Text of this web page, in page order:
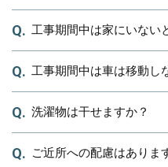
です。
一度現状調査を行う事をオススメ
喜んでお受け致します。 当社は
も対応致します。 物置・ウッド
夫です。 また、土間や外壁の一
工事期間中は家にいない
お留守にして頂いても大丈夫です
で、LINEにて毎日配信致します
工事期間中は車は移動し
ケースバイケースになります。
ないといけない場合があります
良い方法を考えて提案させて頂い
洗濯物は干せますか？
工事期間中は塗料の飛散の他に
ご近所への配慮はありま